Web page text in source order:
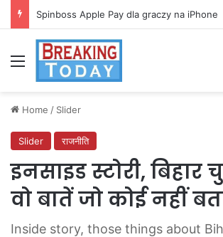
Spinboss Apple Pay dla graczy na iPhone
Menu
Home / Slider
Slider राजनीति
इनसाइड स्टोरी, बिहार
वो बातें जो कोई नहीं
Inside story, those things about